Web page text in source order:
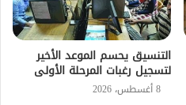
التنسيق يحسم الموعد الأخير
لتسجيل رغبات المرحلة الأولى
8 أغسطس، 2026